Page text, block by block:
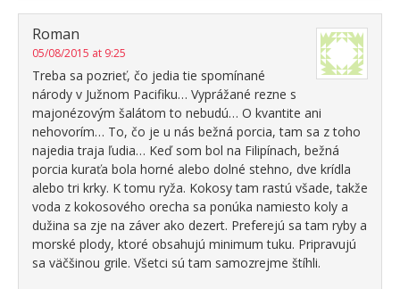
Roman
05/08/2015 at 9:25
Treba sa pozrieť, čo jedia tie spomínané
národy v Južnom Pacifiku… Vyprážané rezne s
majonézovým šalátom to nebudú… O kvantite ani
nehovorím… To, čo je u nás bežná porcia, tam sa z toho
najedia traja ľudia… Keď som bol na Filipínach, bežná
porcia kuraťa bola horné alebo dolné stehno, dve krídla
alebo tri krky. K tomu ryža. Kokosy tam rastú všade, takže
voda z kokosového orecha sa ponúka namiesto koly a
dužina sa zje na záver ako dezert. Preferejú sa tam ryby a
morské plody, ktoré obsahujú minimum tuku. Pripravujú
sa väčšinou grile. Všetci sú tam samozrejme štíhli.